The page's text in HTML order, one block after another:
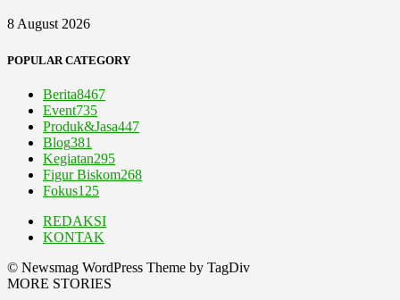
8 August 2026
POPULAR CATEGORY
Berita8467
Event735
Produk&Jasa447
Blog381
Kegiatan295
Figur Biskom268
Fokus125
REDAKSI
KONTAK
© Newsmag WordPress Theme by TagDiv
MORE STORIES